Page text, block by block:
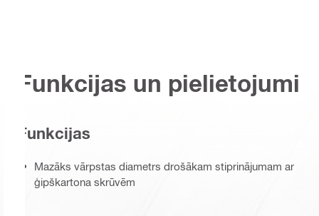
Funkcijas un pielietojumi
Funkcijas
Mazāks vārpstas diametrs drošākam stiprinājumam ar
ģipškartona skrūvēm